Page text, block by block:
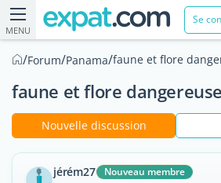
MENU
Se
/Forum/Panama/faune et flore
faune et flore
Nouvelle discussion
jérém27 Nouveau membre